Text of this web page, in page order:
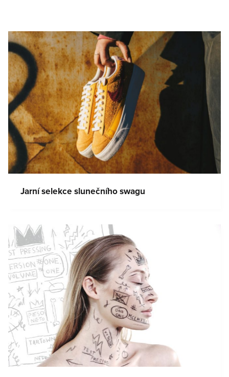
Jarní selekce slunečního swagu